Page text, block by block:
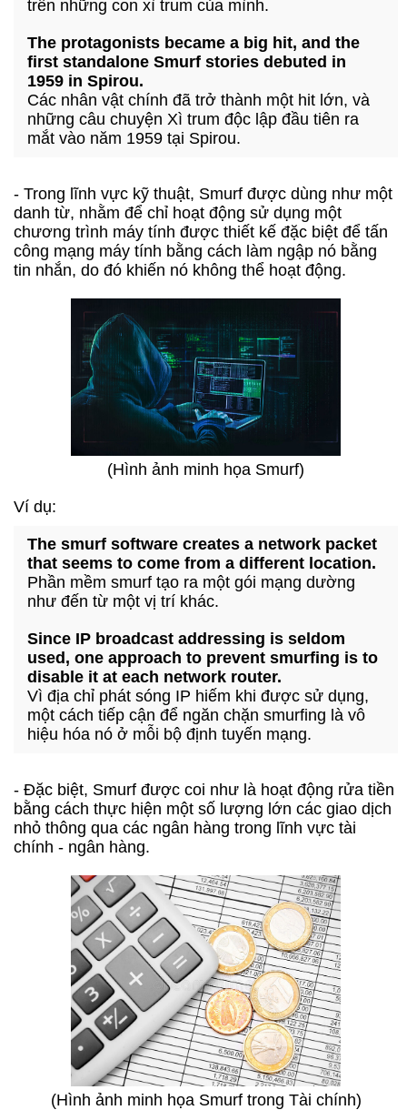
trên những con xì trum của mình.
The protagonists became a big hit, and the
first standalone Smurf stories debuted in
1959 in Spirou.
Các nhân vật chính đã trở thành một hit lớn, và
những câu chuyện Xì trum độc lập đầu tiên ra
mắt vào năm 1959 tại Spirou.
- Trong lĩnh vực kỹ thuật, Smurf được dùng như một
danh từ, nhằm để chỉ hoạt động sử dụng một
chương trình máy tính được thiết kế đặc biệt để tấn
công mạng máy tính bằng cách làm ngập nó bằng
tin nhắn, do đó khiến nó không thể hoạt động.
(Hình ảnh minh họa Smurf)
Ví dụ:
The smurf software creates a network packet
that seems to come from a different location.
Phần mềm smurf tạo ra một gói mạng dường
như đến từ một vị trí khác.
Since IP broadcast addressing is seldom
used, one approach to prevent smurfing is to
disable it at each network router.
Vì địa chỉ phát sóng IP hiếm khi được sử dụng,
một cách tiếp cận để ngăn chặn smurfing là vô
hiệu hóa nó ở mỗi bộ định tuyến mạng.
- Đặc biệt, Smurf được coi như là hoạt động rửa tiền
bằng cách thực hiện một số lượng lớn các giao dịch
nhỏ thông qua các ngân hàng trong lĩnh vực tài
chính - ngân hàng.
(Hình ảnh minh họa Smurf trong Tài chính)